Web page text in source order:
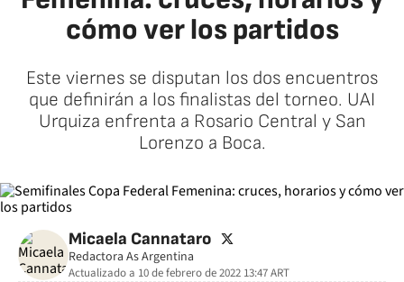
cómo ver los partidos
Este viernes se disputan los dos encuentros
que definirán a los finalistas del torneo. UAI
Urquiza enfrenta a Rosario Central y San
Lorenzo a Boca.
Micaela Cannataro twitter
Redactora As Argentina
Actualizado a 10 de febrero de 2022 13:47ART